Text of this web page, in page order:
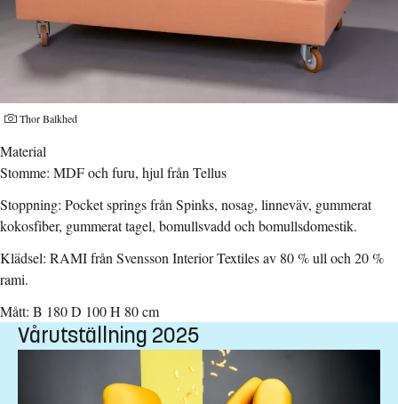
Fotograf:
Thor Balkhed
Material
Stomme: MDF och furu, hjul från Tellus
Stoppning: Pocket springs från Spinks, nosag, linneväv, gummerat
kokosfiber, gummerat tagel, bomullsvadd och bomullsdomestik.
Klädsel: RAMI från Svensson Interior Textiles av 80 % ull och 20 %
rami.
Mått: B 180 D 100 H 80 cm
Vårutställning 2025